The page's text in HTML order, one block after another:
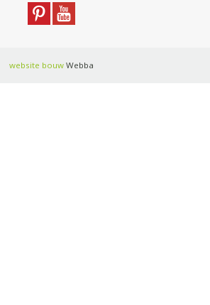
website bouwWebba